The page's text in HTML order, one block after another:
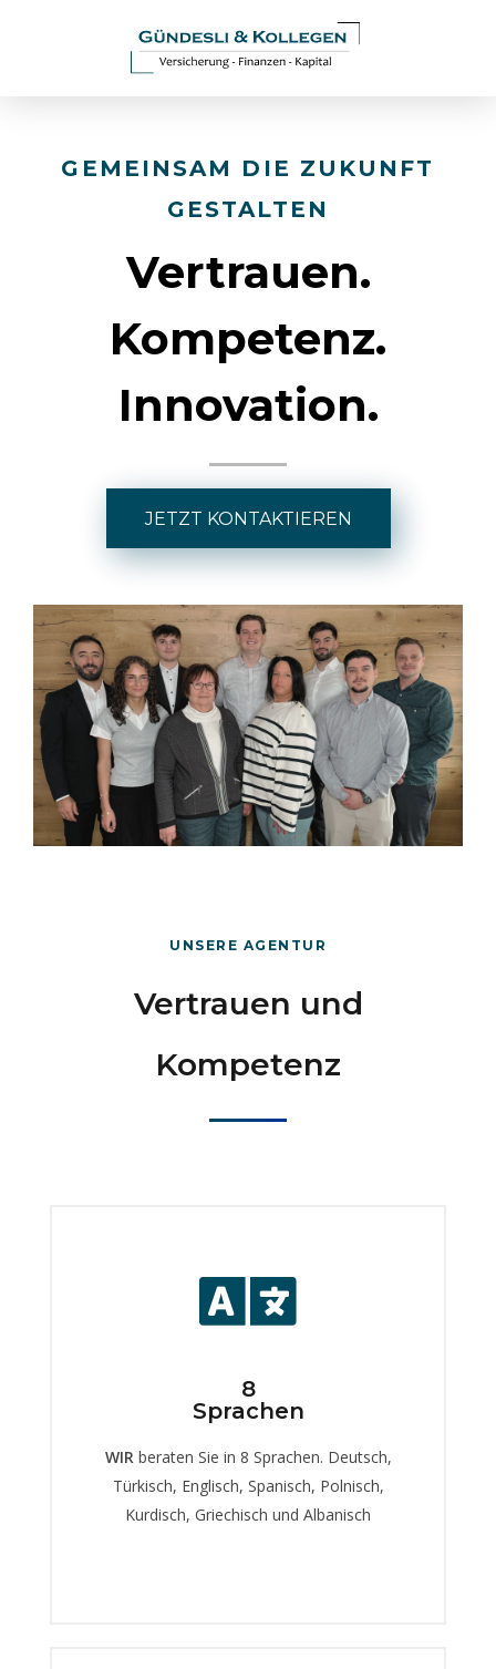
GEMEINSAM DIE ZUKUNFT
GESTALTEN
Vertrauen.
Kompetenz.
Innovation.
JETZT KONTAKTIEREN
UNSERE AGENTUR
Vertrauen und
Kompetenz
8
Sprachen
WIRberaten Sie in 8 Sprachen. Deutsch,
Türkisch, Englisch, Spanisch, Polnisch,
Kurdisch, Griechisch und Albanisch